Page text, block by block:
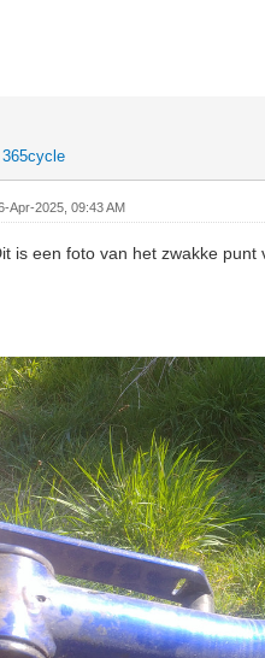
365cycle
Apr-2025, 09:43 AM
is een foto van het zwakke punt